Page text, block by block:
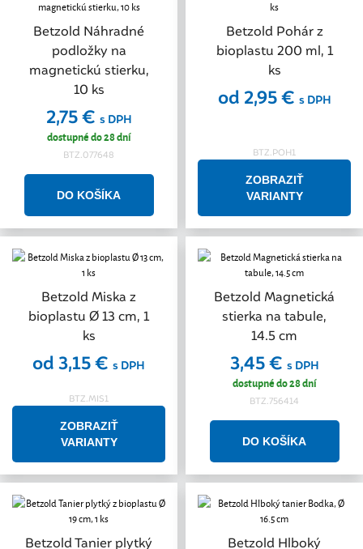
Betzold Náhradné
podložky na
magnetickú stierku,
10 ks
2,75 € s DPH
dostupné do 28 dní
BTZ.077648
Betzold Pohár z
bioplastu 200 ml, 1
ks
od 2,95 € s DPH
BTZ.POH1
ZOBRAZIŤ
VARIANTY
Betzold Miska z
bioplastu Ø 13 cm, 1
ks
od 3,15 € s DPH
BTZ.MIS1
ZOBRAZIŤ
VARIANTY
Betzold Magnetická
stierka na tabule,
14.5 cm
3,45 € s DPH
dostupné do 28 dní
BTZ.756414
Betzold Tanier plytký Betzold Hlboký